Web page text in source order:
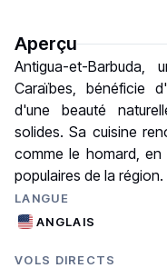
Aperçu
Antigua-et-Barbuda,
Caraïbes, bénéficie
d'une beauté
solides. Sa cuisine
comme le homard,
populaires de la région.
LANGUE
ANGLAIS
VOLS DIRECTS